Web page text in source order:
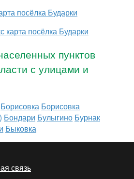
посёлка Бударки
карта посёлка Бударки
пунктов
с улицами и
Борисовка Борисовка
Бондари Булыгино Бурнак
Быковка
связь